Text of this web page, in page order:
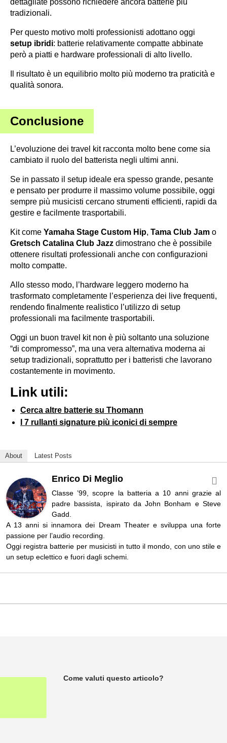
dettagliate possono richiedere ancora batterie più
tradizionali.
Per questo motivo molti professionisti adottano oggi
setup ibridi: batterie relativamente compatte abbinate
però a piatti e hardware professionali di alto livello.
Il risultato è un equilibrio molto più moderno tra praticità e
qualità sonora.
Conclusione
L’evoluzione dei travel kit racconta molto bene come sia
cambiato il ruolo del batterista negli ultimi anni.
Se in passato il setup ideale era spesso grande, pesante
e pensato per produrre il massimo volume possibile, oggi
sempre più musicisti cercano strumenti efficienti, rapidi da
gestire e facilmente trasportabili.
Kit come Yamaha Stage Custom Hip, Tama Club Jam o
Gretsch Catalina Club Jazz dimostrano che è possibile
ottenere risultati professionali anche con configurazioni
molto compatte.
Allo stesso modo, l’hardware leggero moderno ha
trasformato completamente l’esperienza dei live frequenti,
rendendo finalmente realistico l’utilizzo di setup
professionali ma facilmente trasportabili.
Oggi un buon travel kit non è più soltanto una soluzione
“di compromesso”, ma una vera alternativa moderna ai
setup tradizionali, soprattutto per i batteristi che lavorano
costantemente in movimento.
Link utili:
Cerca altre batterie su Thomann
I 7 rullanti signature più iconici di sempre
About Latest Posts
Enrico Di Meglio
Classe ’99, scopre la batteria a 10 anni grazie al
padre bassista, ispirato da John Bonham e Steve
Gadd.
A 13 anni si innamora dei Dream Theater e sviluppa una forte
passione per l’audio recording.
Oggi registra batterie per musicisti in tutto il mondo, con uno stile e
un setup eclettico e fuori dagli schemi.
Come valuti questo articolo?